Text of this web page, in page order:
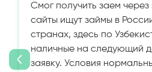
Смог получить заем через
сайты ищут займы в
странах, здесь по
наличные на следующий
заявку. Условия